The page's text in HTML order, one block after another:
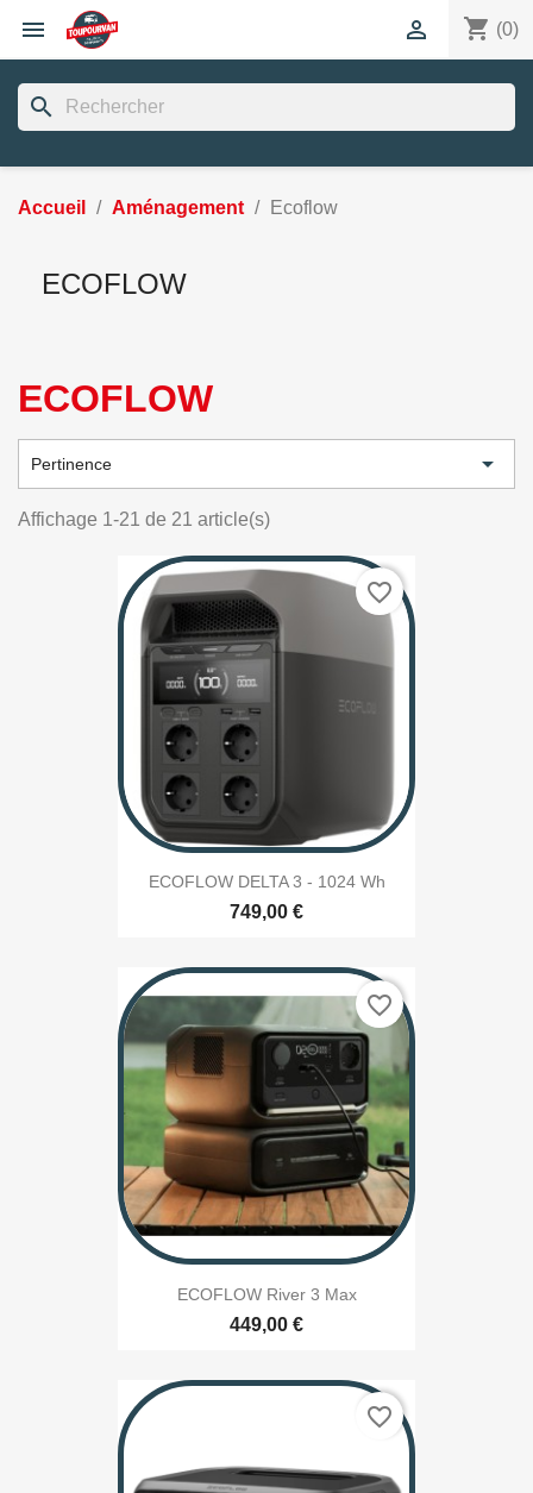
 shopping_cart (0)

search
Accueil Aménagement Ecoflow
ECOFLOW
ECOFLOW
Pertinence 
Affichage 1-21 de 21 article(s)
ECOFLOW DELTA 3 - 1024 Wh
749,00 €
favorite_border
ECOFLOW River 3 Max
449,00 €
favorite_border
favorite_border